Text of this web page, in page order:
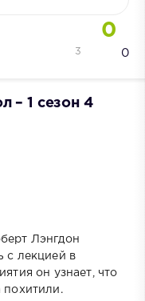
0
0
3
– 1 сезон 4
Лэнгдон
с лекцией в
он узнает, что
похитили.